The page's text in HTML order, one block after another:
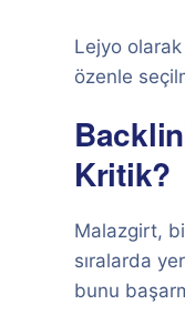
Lejyo olarak
özenle
Kritik?
Malazgirt,
sıralarda
bunu